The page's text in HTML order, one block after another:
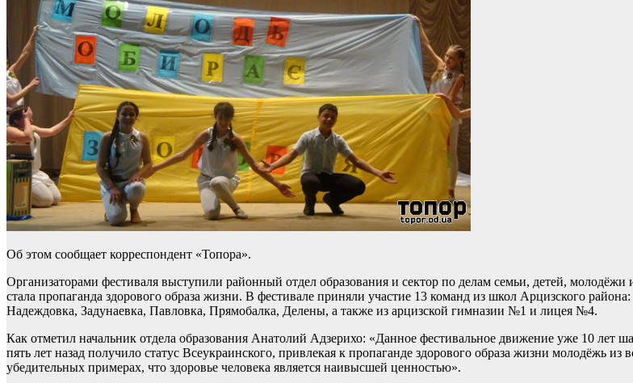
Об этом сообщает корреспондент «Топора».
Организаторами фестиваля выступили районный отдел образования и сектор по делам семьи, детей,
стала пропаганда здорового образа жизни. В фестивале приняли участие 13 команд из школ Арцизского
Надеждовка, Задунаевка, Павловка, Прямобалка, Делены, а также из арцизской гимназии №1 и лицея №4.
Как отметил начальник отдела образования Анатолий Адзерихо: «Данное фестивальное движение уже 10 лет
пять лет назад получило статус Всеукраинского, привлекая к пропаганде здорового образа жизни молодёжь
убедительных примерах, что здоровье человека является наивысшей ценностью».